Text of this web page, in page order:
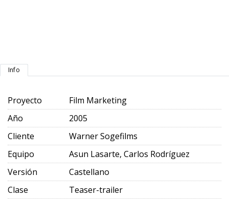
Info
Proyecto
Film Marketing
Año
2005
Cliente
Warner Sogefilms
Equipo
Asun Lasarte, Carlos Rodríguez
Versión
Castellano
Clase
Teaser-trailer